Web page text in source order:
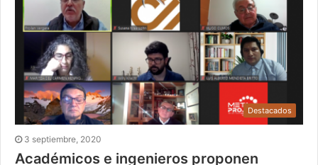
Destacados
3 septiembre, 2020
Académicos e ingenieros proponen